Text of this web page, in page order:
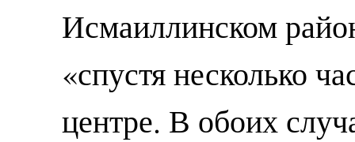
Исмаиллинском
«спустя несколько
центре. В обоих